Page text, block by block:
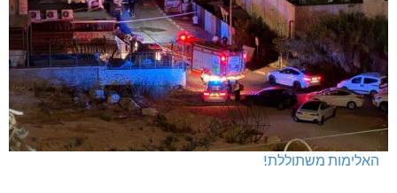
האלימות משתוללת!